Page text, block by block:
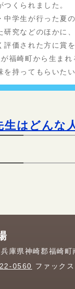
つくられました。
中学生が行った夏
研究などのほかに
評価された方に賞
福崎町から生まれ
を持ってもらいた
生はどんな
庫県神崎郡福崎町
0560 ファック